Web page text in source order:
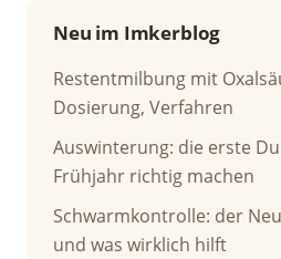
Neu im Imkerblog
Restentmilbung mit
Dosierung, Verfahren
Auswinterung: die erste
Frühjahr richtig machen
Schwarmkontrolle: der
und was wirklich hilft